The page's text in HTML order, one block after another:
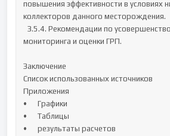
повышения эффективности в условиях
коллекторов данного месторождения.
мониторинга и оценки ГРП.
Заключение
Список использованных источников
Приложения
•	Графики
•	Таблицы
•	результаты расчетов